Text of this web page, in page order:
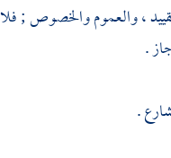
، والعموم والخصوص ; فلا
.
.